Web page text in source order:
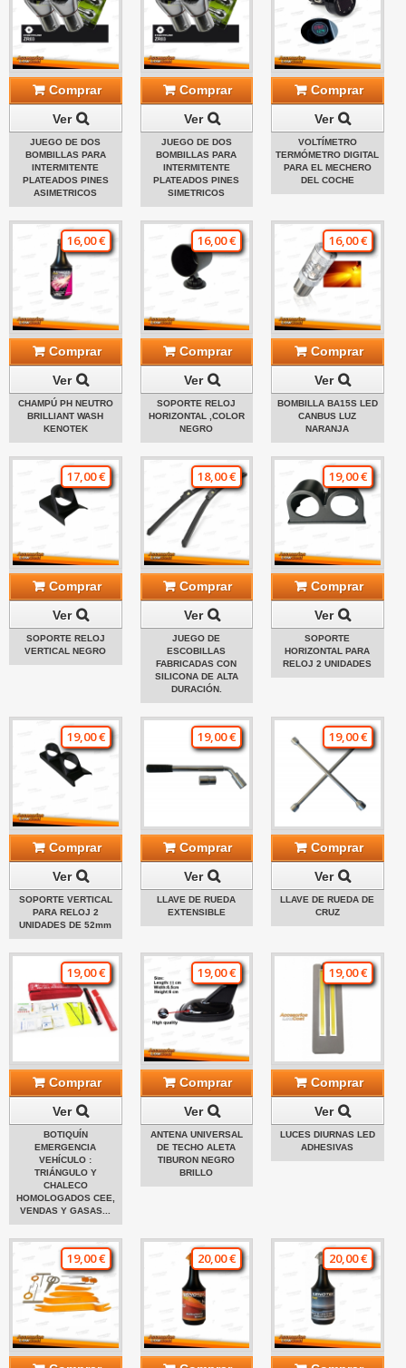
Comprar
Ver
JUEGO DE DOS
BOMBILLAS PARA
INTERMITENTE
PLATEADOS PINES
ASIMETRICOS
Comprar
Ver
JUEGO DE DOS
BOMBILLAS PARA
INTERMITENTE
PLATEADOS PINES
SIMETRICOS
Comprar
Ver
VOLTÍMETRO
TERMÓMETRO DIGITAL
PARA EL MECHERO
DEL COCHE
16,00 €
Comprar
Ver
CHAMPÚ PH NEUTRO
BRILLIANT WASH
KENOTEK
16,00 €
Comprar
Ver
SOPORTE RELOJ
HORIZONTAL ,COLOR
NEGRO
16,00 €
Comprar
Ver
BOMBILLA BA15S LED
CANBUS LUZ
NARANJA
17,00 €
Comprar
Ver
SOPORTE RELOJ
VERTICAL NEGRO
18,00 €
Comprar
Ver
JUEGO DE
ESCOBILLAS
FABRICADAS CON
SILICONA DE ALTA
DURACIÓN.
19,00 €
Comprar
Ver
SOPORTE
HORIZONTAL PARA
RELOJ 2 UNIDADES
19,00 €
Comprar
Ver
SOPORTE VERTICAL
PARA RELOJ 2
UNIDADES DE 52mm
19,00 €
Comprar
Ver
LLAVE DE RUEDA
EXTENSIBLE
19,00 €
Comprar
Ver
LLAVE DE RUEDA DE
CRUZ
19,00 €
Comprar
Ver
BOTIQUÍN
EMERGENCIA
VEHÍCULO :
TRIÁNGULO Y
CHALECO
HOMOLOGADOS CEE,
VENDAS Y GASAS...
19,00 €
Comprar
Ver
ANTENA UNIVERSAL
DE TECHO ALETA
TIBURON NEGRO
BRILLO
19,00 €
Comprar
Ver
LUCES DIURNAS LED
ADHESIVAS
19,00 € 20,00 € 20,00 €